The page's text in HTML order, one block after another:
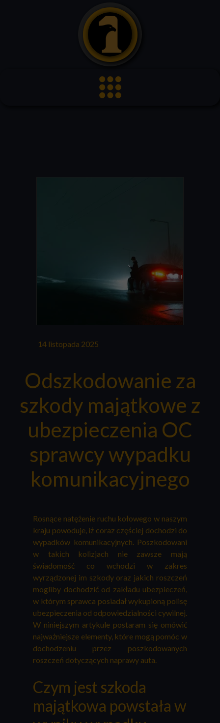
14 listopada 2025
Odszkodowanie za
szkody majątkowe z
ubezpieczenia OC
sprawcy wypadku
komunikacyjnego
Rosnące natężenie ruchu kołowego w naszym
kraju powoduje, iż coraz częściej dochodzi do
wypadków komunikacyjnych. Poszkodowani
w takich kolizjach nie zawsze mają
świadomość co wchodzi w zakres
wyrządzonej im szkody oraz jakich roszczeń
mogliby dochodzić od zakładu ubezpieczeń,
w którym sprawca posiadał wykupioną polisę
ubezpieczenia od odpowiedzialności cywilnej.
W niniejszym artykule postaram się omówić
najważniejsze elementy, które mogą pomóc w
dochodzeniu przez poszkodowanych
roszczeń dotyczących naprawy auta.
Czym jest szkoda
majątkowa powstała w